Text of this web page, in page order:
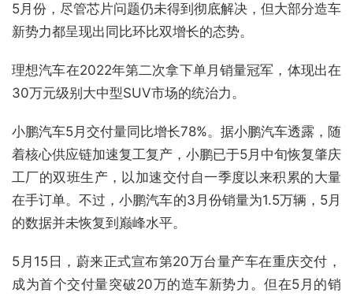
5月份，尽管芯片问题仍未得到彻底解决，但大部分造车
新势力都呈现出同比环比双增长的态势。
理想汽车在2022年第二次拿下单月销量冠军，体现出在
30万元级别大中型SUV市场的统治力。
小鹏汽车5月交付量同比增长78%。据小鹏汽车透露，随
着核心供应链加速复工复产，小鹏已于5月中旬恢复肇庆
工厂的双班生产，以加速交付自一季度以来积累的大量
在手订单。不过，小鹏汽车的3月份销量为1.5万辆，5月
的数据并未恢复到巅峰水平。
5月15日，蔚来正式宣布第20万台量产车在重庆交付，
成为首个交付量突破20万的造车新势力。但在5月的销